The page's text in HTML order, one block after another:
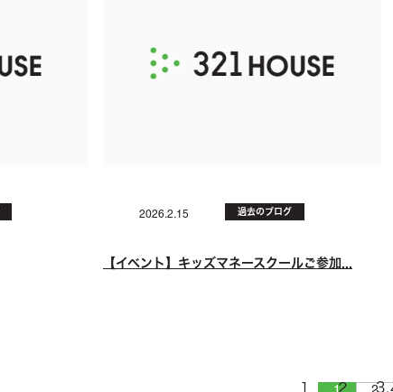
2026.2.15 過去のブログ
【イベント】キッズマネースクールご参加...